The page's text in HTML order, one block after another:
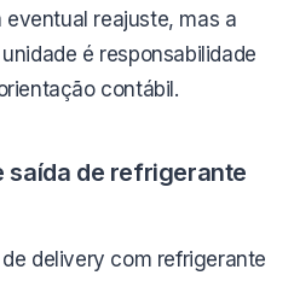
reajuste, mas a
é responsabilidade
contábil.
saída de refrigerante
delivery com refrigerante